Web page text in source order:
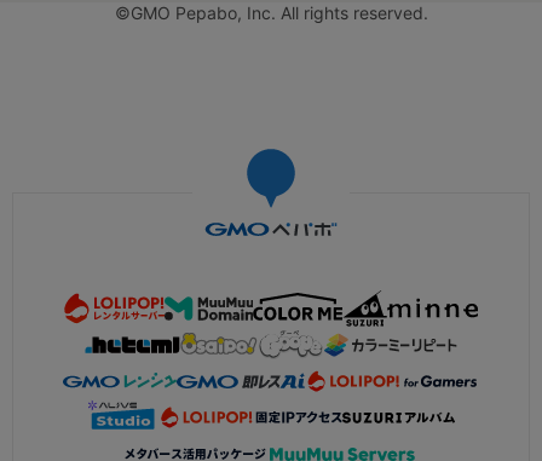
©GMO Pepabo, Inc. All rights reserved.